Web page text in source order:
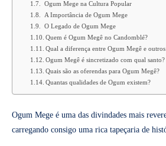
Ogum Mege na Cultura Popular
A Importância de Ogum Mege
O Legado de Ogum Mege
Quem é Ogum Megê no Candomblé?
Qual a diferença entre Ogum Megê e
Ogum Megê é sincretizado com qual santo?
Quais são as oferendas para Ogum Megê?
Quantas qualidades de Ogum existem?
Ogum Mege é uma das divindades mais
carregando consigo uma rica tapeçaria de